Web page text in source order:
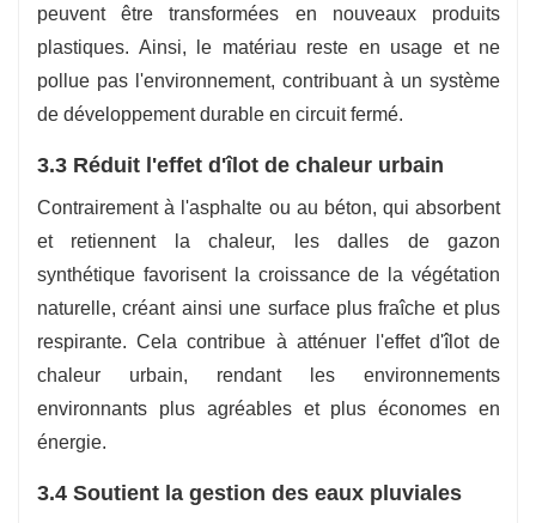
peuvent être transformées en nouveaux produits
plastiques. Ainsi, le matériau reste en usage et ne
pollue pas l'environnement, contribuant à un système
de développement durable en circuit fermé.
3.3 Réduit l'effet d'îlot de chaleur urbain
Contrairement à l'asphalte ou au béton, qui absorbent
et retiennent la chaleur, les dalles de gazon
synthétique favorisent la croissance de la végétation
naturelle, créant ainsi une surface plus fraîche et plus
respirante. Cela contribue à atténuer l'effet d'îlot de
chaleur urbain, rendant les environnements
environnants plus agréables et plus économes en
énergie.
3.4 Soutient la gestion des eaux pluviales